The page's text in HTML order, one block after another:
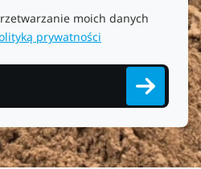
moich danych
prywatności